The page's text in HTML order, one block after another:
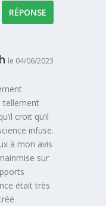
RÉPONSE
le 04/06/2023
tellement
croit qu’il
infuse.
à mon avis
sur
était très